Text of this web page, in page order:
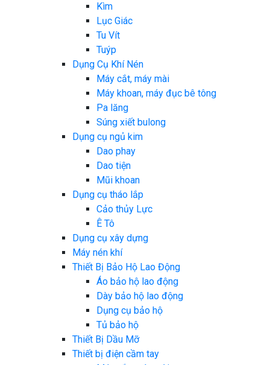
Kìm
Lục Giác
Tu Vít
Tuýp
Dụng Cụ Khí Nén
Máy cắt, máy mài
Máy khoan, máy đục bê tông
Pa lăng
Súng xiết bulong
Dụng cụ ngủ kim
Dao phay
Dao tiện
Mũi khoan
Dụng cụ tháo lắp
Cảo thủy Lực
Ê Tô
Dụng cụ xây dựng
Máy nén khí
Thiết Bị Bảo Hộ Lao Động
Áo bảo hộ lao động
Dày bảo hộ lao động
Dụng cụ bảo hộ
Tủ bảo hộ
Thiết Bị Dầu Mỡ
Thiết bị điện cầm tay